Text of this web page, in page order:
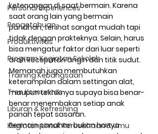
Personal Experiences
Pengetahuan
Produktivitas
Program Kegiatan Sekolah
Training Kebangsaan
Tren Komunitas
Liburan & Refreshing
Kegiatan Untuk Perusahaan & Umu
ketenangan di saat bermain. Karena
saat orang lain yang ber­main
panahan, terlihat sangat mudah tapi
tidak dengan prakteknya. Selain, harus
bisa mengatur faktor dari luar seperti
arah kecepatan angin dan titik sudut.
Memanah juga membutuhkan
keterampilan dalam settingan alat,
maupun tekniknya supaya bisa benar-
benar menembakan setiap anak
panah tepat sasaran.
Bermain panahan bukan hanya